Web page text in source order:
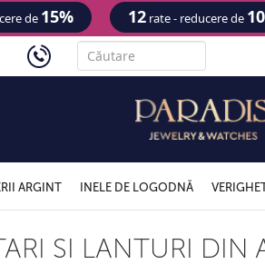
de 15% 12rate - reducere de
'
ARGINT INELE DE LOGODNĂ
SI LANTURI DIN